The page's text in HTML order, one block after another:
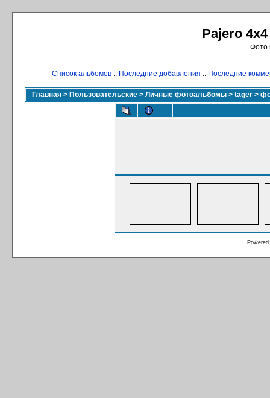
Pajero
Фото
Список альбомов :: Последние добавления :: Последние
Главная > Пользовательские > Личные фотоальбомы > tager >